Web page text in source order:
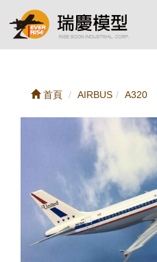
首頁 AIRBUS A320